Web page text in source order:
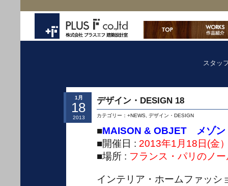
スタッ
1月
18
2013
デザイン・DESIGN 18
カテゴリー： +NEWS デザイン・DESIGN
■MAISON & OBJET
メゾ
■開催日 : 2013年1月18日(金
■場所 : フランス・パリのノ
インテリア・ホームファッシ